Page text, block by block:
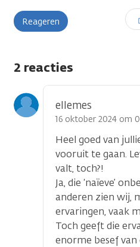
Reageren
2 reacties
ellemes
16 oktober 2024 om
Heel goed van
vooruit te gaan.
valt, toch?!
Ja, die ‘naïeve’
anderen zien wij,
ervaringen, vaak
Toch geeft die
enorme besef van